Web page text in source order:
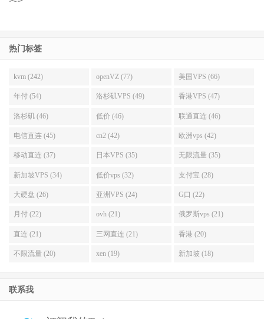
热门标签
kvm (242) openVZ (77) 美国VPS (66)
年付 (54) 洛杉矶VPS (49) 香港VPS (47)
洛杉矶 (46) 低价 (46) 联通直连 (46)
电信直连 (45) cn2 (42) 欧洲vps (42)
移动直连 (37) 日本VPS (35) 无限流量 (35)
新加坡VPS (34) 低价vps (32) 支付宝 (28)
大硬盘 (26) 亚洲VPS (24) G口 (22)
月付 (22) ovh (21) 俄罗斯vps (21)
直连 (21) 三网直连 (21) 香港 (20)
不限流量 (20) xen (19) 新加坡 (18)
联系我